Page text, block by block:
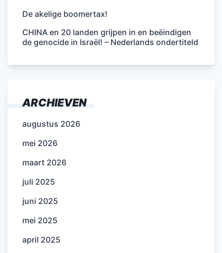
De akelige boomertax!
CHINA en 20 landen grijpen in en beëindigen
de genocide in Israël! – Nederlands ondertiteld
ARCHIEVEN
augustus 2026
mei 2026
maart 2026
juli 2025
juni 2025
mei 2025
april 2025